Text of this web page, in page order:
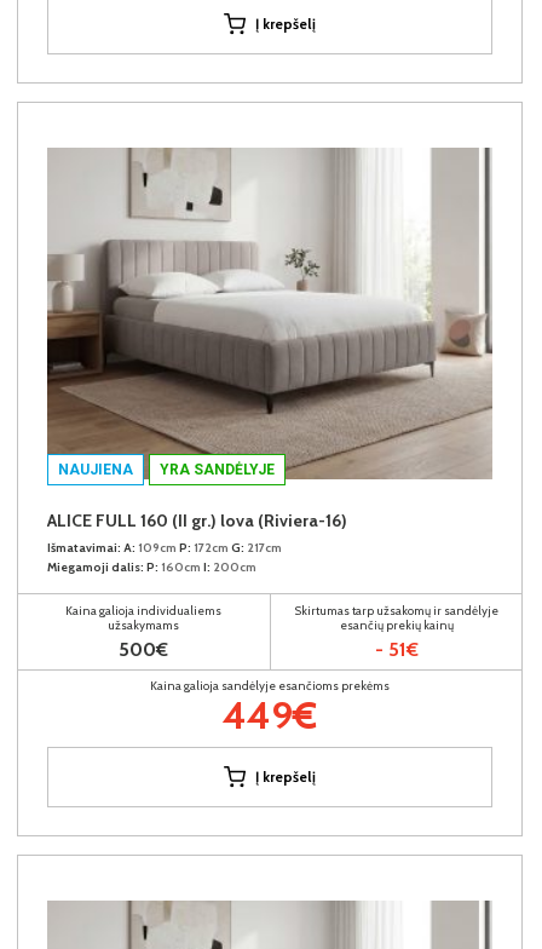
Į krepšelį
NAUJIENA YRA SANDĖLYJE
ALICE FULL 160 (II gr.) lova (Riviera-16)
Išmatavimai: A: 109cm P: 172cm G: 217cm
Miegamoji dalis: P: 160cm I: 200cm
Kaina galioja individualiems
užsakymams
500€
Skirtumas tarp užsakomų ir sandėlyje
esančių prekių kainų
- 51€
Kaina galioja sandėlyje esančioms prekėms
449€
Į krepšelį